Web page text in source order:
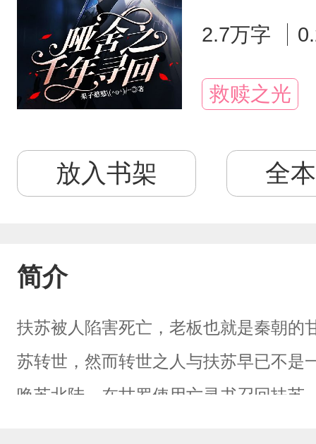
2.7万字
救赎之光
放入书架 全
简介
扶苏被人陷害死亡，老板也就是秦朝的
苏转世，然而转世之人与扶苏早已不是
唤苏北陆，在甘罗使用亡灵书召回扶苏